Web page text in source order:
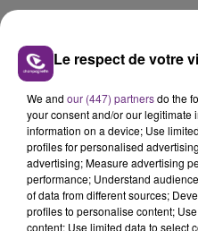
Le respect de votre
We and our (447) partnersdo the
your consent and/or our legitimate
information on a device; Use
profiles for personalised
advertising; Measure advertising
performance; Understand
of data from different sources;
profiles to personalise content;
content; Use limited data to select